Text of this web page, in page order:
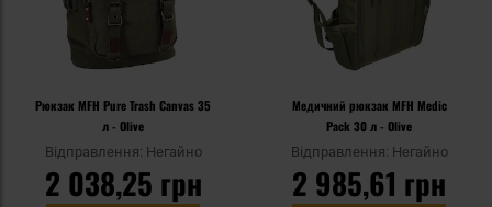
Рюкзак MFH Pure Trash Canvas 35
л - Olive
Відправлення: Негайно
2 038,25 грн
Медичний рюкзак MFH Medic
Pack 30 л - Olive
Відправлення: Негайно
2 985,61 грн